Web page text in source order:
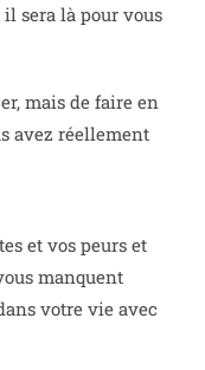
sera là pour vous
mais de faire en
avez réellement
et vos peurs et
manquent
votre vie avec